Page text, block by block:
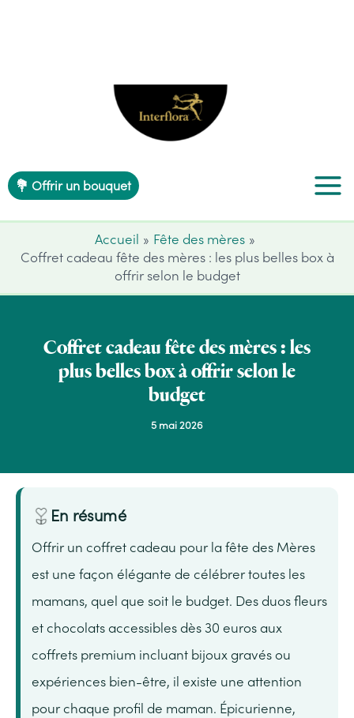
💐 Offrir un bouquet
Accueil
Fête des mères
Coffret cadeau fête des mères : les plus belles box à
offrir selon le budget
Coffret cadeau fête des mères : les
plus belles box à offrir selon le
budget
5 mai 2026
En résumé
Offrir un coffret cadeau pour la fête des Mères
est une façon élégante de célébrer toutes les
mamans, quel que soit le budget. Des duos fleurs
et chocolats accessibles dès 30 euros aux
coffrets premium incluant bijoux gravés ou
expériences bien-être, il existe une attention
pour chaque profil de maman. Épicurienne,